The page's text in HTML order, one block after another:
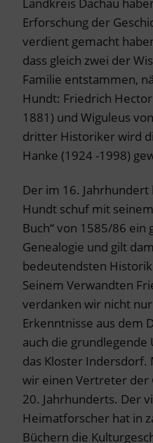
Erforschung der
verdient gemacht
dass gleich zwei der
Familie entstammen,
Hundt: Friedrich
1881) und Wiguleus
dritter Historiker wird
Hanke (1924 -1998)
Der im 16.
Hundt schuf mit
Buch“ von 1585/86
Genealogie und gilt
bedeutendsten
Seinem Verwandten
verdanken wir nicht
Erkenntnisse aus dem
auch die
das Kloster Indersdorf.
wir einen Vertreter der
20. Jahrhunderts. Der
Heimatforscher hat in
Büchern die